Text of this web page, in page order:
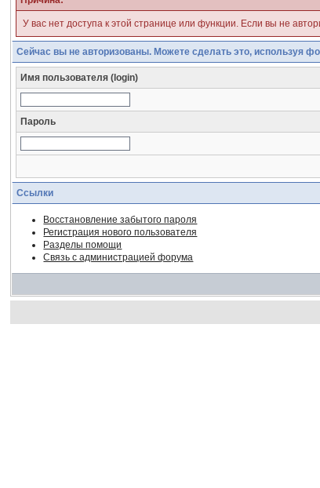
У вас нет доступа к этой странице или функции. Если вы не
Сейчас вы не авторизованы. Можете сделать это, используя
Имя пользователя (login)
Пароль
Ссылки
Восстановление забытого пароля
Регистрация нового пользователя
Разделы помощи
Связь с администрацией форума